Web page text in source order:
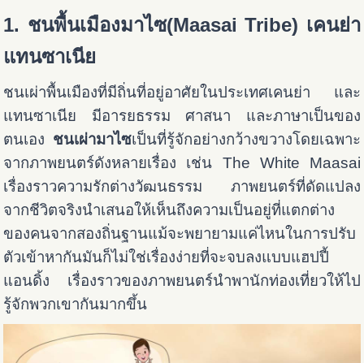
1. ชนพื้นเมืองมาไซ(Maasai Tribe) เคนย่า
แทนซาเนีย
ชนเผ่าพื้นเมืองที่มีถิ่นที่อยู่อาศัยในประเทศเคนย่า และ
แทนซาเนีย มีอารยธรรม ศาสนา และภาษาเป็นของ
ตนเอง ชนเผ่ามาไซเป็นที่รู้จักอย่างกว้างขวางโดยเฉพาะ
จากภาพยนตร์ดังหลายเรื่อง เช่น The White Maasai
เรื่องราวความรักต่างวัฒนธรรม ภาพยนตร์ที่ดัดแปลง
จากชีวิตจริงนำเสนอให้เห็นถึงความเป็นอยู่ที่แตกต่าง
ของคนจากสองถิ่นฐานแม้จะพยายามแค่ไหนในการปรับ
ตัวเข้าหากันมันก็ไม่ใช่เรื่องง่ายที่จะจบลงแบบแฮปปี้
แอนดิ้ง เรื่องราวของภาพยนตร์นำพานักท่องเที่ยวให้ไป
รู้จักพวกเขากันมากขึ้น